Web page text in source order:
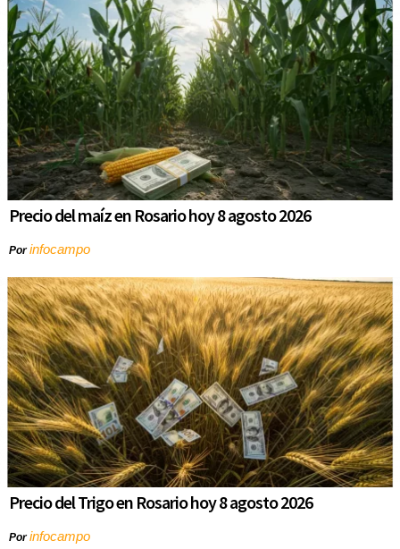
Precio del maíz en Rosario hoy 8 agosto 2026
Porinfocampo
Precio del Trigo en Rosario hoy 8 agosto 2026
Porinfocampo